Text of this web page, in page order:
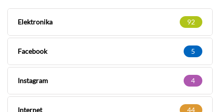
Elektronika 92
Facebook 5
Instagram 4
Internet 44